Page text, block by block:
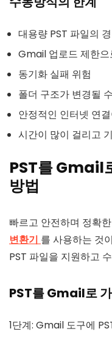
대용량 PST 파일의
Gmail 업로드 제한으
동기화 실패 위험
폴더 구조가 변경될
안정적인 인터넷 연
시간이 많이 걸리고
PST를 Gmail
방법
빠르고 안전하며 정확
변환기 를 사용하는 것
PST 파일을 지원하고
PST를 Gmail로
1단계: Gmail 도구에